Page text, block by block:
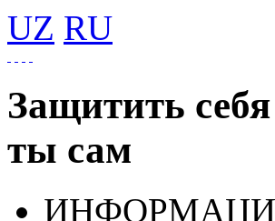
UZ RU
Защитить
ты сам